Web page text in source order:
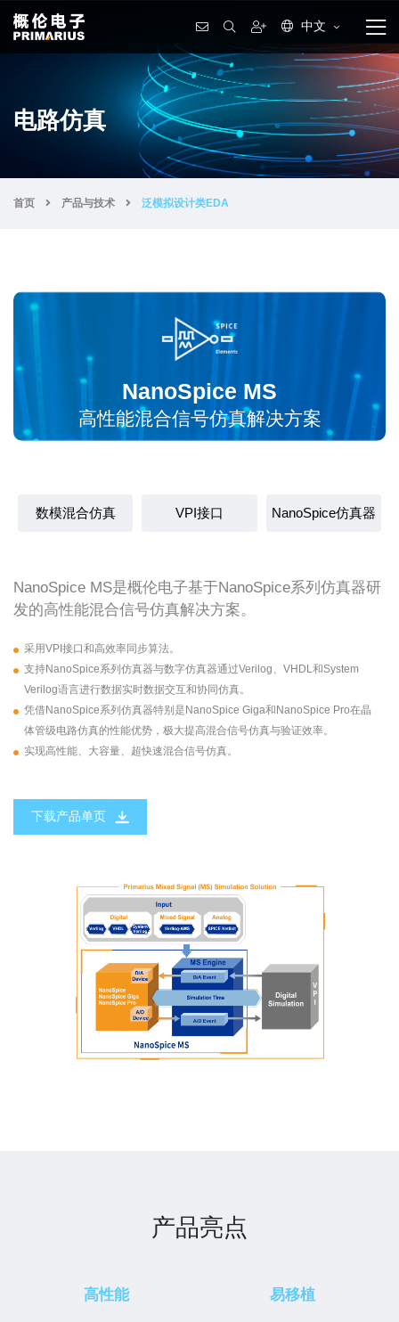
中文
电路仿真
首页 产品与技术 泛模拟设计类EDA
NanoSpice MS
高性能混合信号仿真解决方案
数模混合仿真 VPI接口 NanoSpice仿真器
NanoSpice MS是概伦电子基于NanoSpice系列仿真器研
发的高性能混合信号仿真解决方案。
采用VPI接口和高效率同步算法。
支持NanoSpice系列仿真器与数字仿真器通过Verilog、VHDL和System
Verilog语言进行数据实时数据交互和协同仿真。
凭借NanoSpice系列仿真器特别是NanoSpice Giga和NanoSpice Pro在晶
体管级电路仿真的性能优势，极大提高混合信号仿真与验证效率。
实现高性能、大容量、超快速混合信号仿真。
下载产品单页
产品亮点
高性能 易移植